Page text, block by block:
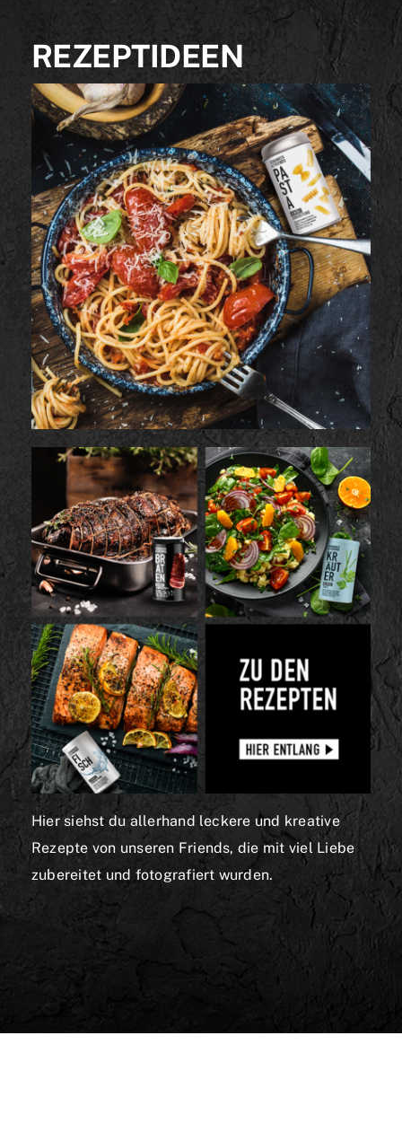
REZEPTIDEEN
Hier siehst du allerhand leckere und kreative
Rezepte von unseren Friends, die mit viel Liebe
zubereitet und fotografiert wurden.